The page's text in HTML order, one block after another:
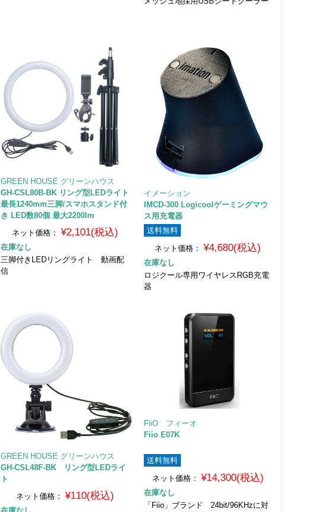
GREEN HOUSE グリーンハウス
GH-CSL80B-BK リング型LEDライト
最長1240mm三脚/スマホスタンド付
き LED数80個 最大2200lm
ネット価格：
¥2,101(税込)
在庫なし
三脚付きLEDリングライト 動画配
信
イメーション
IMCD-300 Logicoolゲーミングマウ
ス用充電器
送料無料
ネット価格：
¥4,680(税込)
在庫なし
ロジクール専用ワイヤレスRGB充電
器
GREEN HOUSE グリーンハウス
GH-CSL48F-BK リング型LEDライ
ト
ネット価格：
¥110(税込)
FiiO フィーオ
Fiio E07K
送料無料
ネット価格： ¥14,300(税込)
在庫なし
「Fiio」ブランド 24bit/96KHzに対